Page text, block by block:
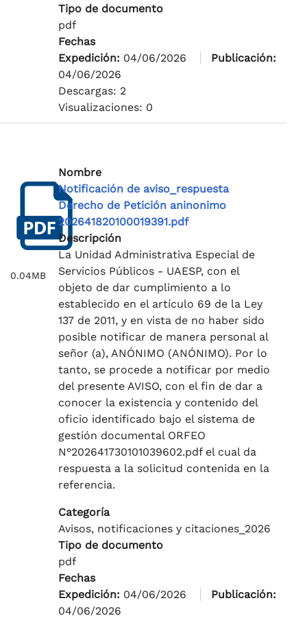
Tipo de documento
pdf
Fechas
Expedición: 04/06/2026
Publicación:
04/06/2026
Descargas: 2
Visualizaciones: 0
0.04MB
Nombre
Notificación de aviso_respuesta
Derecho de Petición aninonimo
202641820100019391.pdf
Descripción
La Unidad Administrativa Especial de
Servicios Públicos - UAESP, con el
objeto de dar cumplimiento a lo
establecido en el artículo 69 de la Ley
137 de 2011, y en vista de no haber sido
posible notificar de manera personal al
señor (a), ANÓNIMO (ANÓNIMO). Por lo
tanto, se procede a notificar por medio
del presente AVISO, con el fin de dar a
conocer la existencia y contenido del
oficio identificado bajo el sistema de
gestión documental ORFEO
N°202641730101039602.pdf el cual da
respuesta a la solicitud contenida en la
referencia.
Categoría
Avisos, notificaciones y citaciones_2026
Tipo de documento
pdf
Fechas
Expedición: 04/06/2026
Publicación:
04/06/2026